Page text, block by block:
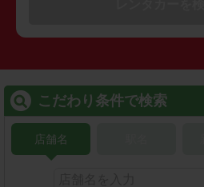
こだわり条件で検索
店舗名